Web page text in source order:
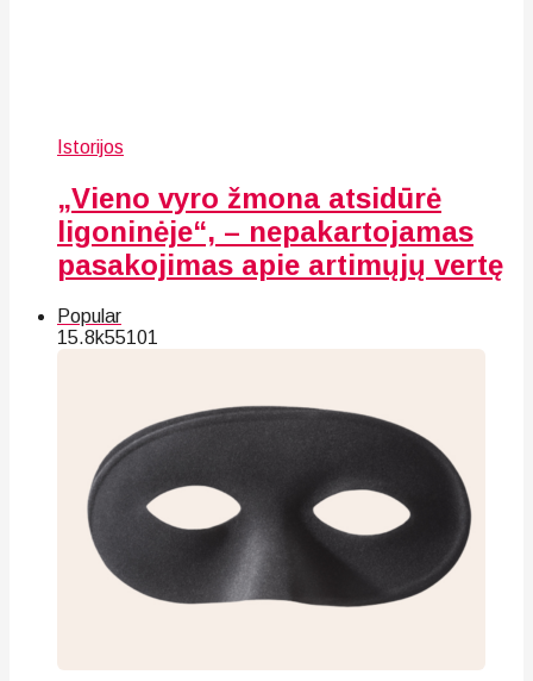
Istorijos
„Vieno vyro žmona atsidūrė
ligoninėje“, – nepakartojamas
pasakojimas apie artimųjų vertę
Popular
15.8k55101